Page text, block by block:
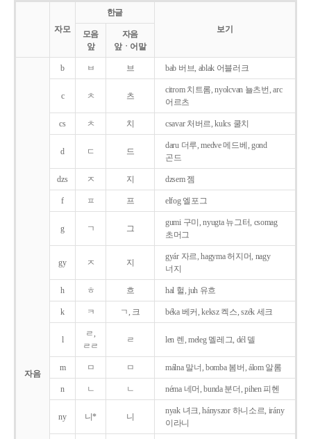
자모
한글
보기
모음
앞
자음
앞ㆍ어말
자음
b ㅂ 브 bab 버브, ablak 어블러크
c ㅊ 츠
citrom 치트롬, nyolcvan 뇰츠번, arc
어르츠
cs ㅊ 치 csavar 처버르, kulcs 쿨치
d ㄷ 드
daru 더루, medve 메드베, gond
곤드
dzs ㅈ 지 dzsem 젬
f ㅍ 프 elfog 엘포그
g ㄱ 그
gumi 구미, nyugta 뉴그터, csomag
초머그
gy ㅈ 지
gyár 자르, hagyma 허지머, nagy
너지
h ㅎ 흐 hal 헐, juh 유흐
k ㅋ ㄱ, 크 béka 베커, keksz 켁스, szék 세크
l
ㄹ,
ㄹㄹ
ㄹ len 렌, meleg 멜레그, dél 델
m ㅁ ㅁ málna 말너, bomba 봄버, álom 알롬
n ㄴ ㄴ néma 네머, bunda 분더, pihen 피헨
ny 니* 니
nyak 녀크, hányszor 하니소르, irány
이라니